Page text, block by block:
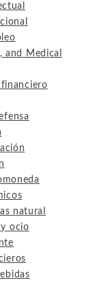
and Medical
natural
ocio